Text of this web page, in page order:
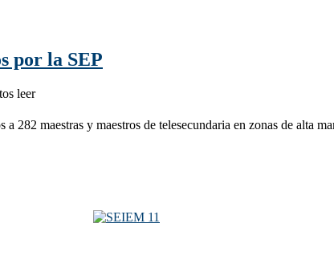
por la SEP
leer
282 maestras y maestros de telesecundaria en zonas de alta